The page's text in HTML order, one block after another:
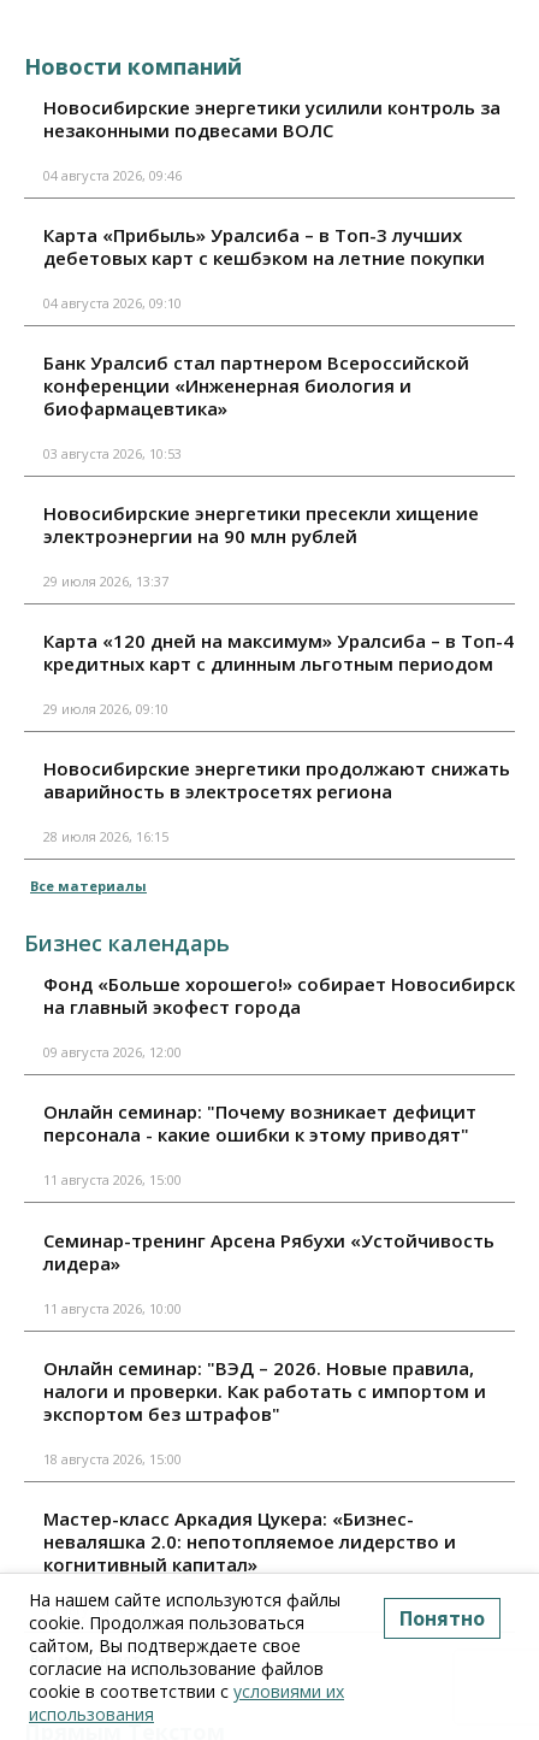
Новости компаний
Новосибирские энергетики усилили контроль за
незаконными подвесами ВОЛС
04 августа 2026, 09:46
Карта «Прибыль» Уралсиба – в Топ-3 лучших
дебетовых карт с кешбэком на летние покупки
04 августа 2026, 09:10
Банк Уралсиб стал партнером Всероссийской
конференции «Инженерная биология и
биофармацевтика»
03 августа 2026, 10:53
Новосибирские энергетики пресекли хищение
электроэнергии на 90 млн рублей
29 июля 2026, 13:37
Карта «120 дней на максимум» Уралсиба – в Топ-4
кредитных карт с длинным льготным периодом
29 июля 2026, 09:10
Новосибирские энергетики продолжают снижать
аварийность в электросетях региона
28 июля 2026, 16:15
Все материалы
Бизнес календарь
Фонд «Больше хорошего!» собирает Новосибирск
на главный экофест города
09 августа 2026, 12:00
Онлайн семинар: "Почему возникает дефицит
персонала - какие ошибки к этому приводят"
11 августа 2026, 15:00
Семинар-тренинг Арсена Рябухи «Устойчивость
лидера»
11 августа 2026, 10:00
Онлайн семинар: "ВЭД – 2026. Новые правила,
налоги и проверки. Как работать с импортом и
экспортом без штрафов"
18 августа 2026, 15:00
Мастер-класс Аркадия Цукера: «Бизнес-
неваляшка 2.0: непотопляемое лидерство и
когнитивный капитал»
18 августа 2026, 10:00
Все мероприятия
Прямым Текстом
На нашем сайте используются файлы
cookie. Продолжая пользоваться
сайтом, Вы подтверждаете свое
согласие на использование файлов
cookie в соответствии с условиями их
использования
Понятно